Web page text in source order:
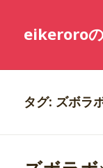
eikeroro
タグ: ズボラ